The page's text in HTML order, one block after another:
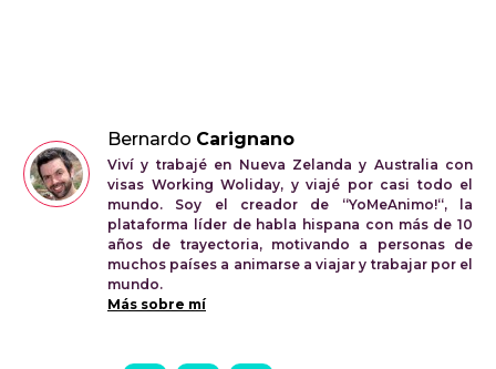
Bernardo Carignano
Viví y trabajé en Nueva Zelanda y Australia con
visas Working Woliday, y viajé por casi todo el
mundo. Soy el creador de “YoMeAnimo!“, la
plataforma líder de habla hispana con más de 10
años de trayectoria, motivando a personas de
muchos países a animarse a viajar y trabajar por el
mundo.
Más sobre mí